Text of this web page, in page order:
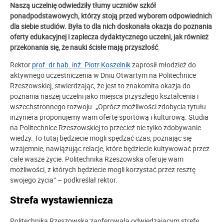
Naszą uczelnię odwiedziły tłumy uczniów szkół
ponadpodstawowych, którzy stoją przed wyborem odpowiednich
dla siebie studiów. Była to dla nich doskonała okazja do poznania
oferty edukacyjnej i zaplecza dydaktycznego uczelni, jak również
przekonania się, że nauki ścisłe mają przyszłość.
Rektor prof. dr hab. inż. Piotr Koszelnikzaprosił młodzież do
aktywnego uczestniczenia w Dniu Otwartym na Politechnice
Rzeszowskiej, stwierdzając, że jest to znakomita okazja do
poznania naszej uczelni jako miejsca przyszłego kształcenia i
wszechstronnego rozwoju. „Oprócz możliwości zdobycia tytułu
inżyniera proponujemy wam ofertę sportową i kulturową. Studia
na Politechnice Rzeszowskiej to przecież nie tylko zdobywanie
wiedzy. To tutaj będziecie mogli spędzać czas, poznając się
wzajemnie, nawiązując relacje, które będziecie kultywować przez
całe wasze życie. Politechnika Rzeszowska oferuje wam
możliwości, z których będziecie mogli korzystać przez resztę
swojego życia” – podkreślał rektor.
Strefa wystawiennicza